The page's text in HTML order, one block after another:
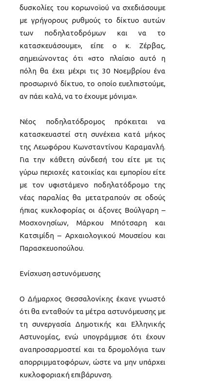
δυσκολίες του κορωνοϊού να σχεδιάσουμε
με γρήγορους ρυθμούς το δίκτυο αυτών
των ποδηλατοδρόμων και να το
κατασκευάσουμε», είπε ο κ. Ζέρβας,
σημειώνοντας ότι «στο πλαίσιο αυτό η
πόλη θα έχει μέχρι τις 30 Νοεμβρίου ένα
προσωρινό δίκτυο, το οποίο ευελπιστούμε,
αν πάει καλά, να το έχουμε μόνιμα».
Νέος ποδηλατόδρομος πρόκειται να
κατασκευαστεί στη συνέχεια κατά μήκος
της Λεωφόρου Κωνσταντίνου Καραμανλή.
Για την κάθετη σύνδεσή του είτε µε τις
γύρω περιοχές κατοικίας και εμπορίου είτε
µε τον υφιστάμενο ποδηλατόδρομο της
νέας παραλίας θα μετατραπούν σε οδούς
ήπιας κυκλοφορίας οι άξονες Βούλγαρη –
Μοσχονησίων, Μάρκου Μπότσαρη και
Κατσιμίδη – Αρχαιολογικού Μουσείου και
Παρασκευοπούλου.
Ενίσχυση αστυνόμευσης
Ο Δήμαρχος Θεσσαλονίκης έκανε γνωστό
ότι θα ενταθούν τα μέτρα αστυνόμευσης με
τη συνεργασία Δημοτικής και Ελληνικής
Αστυνομίας, ενώ υπογράμμισε ότι έχουν
αναπροσαρμοστεί και τα δρομολόγια των
απορριμματοφόρων, ώστε να μην υπάρχει
κυκλοφοριακή επιβάρυνση.